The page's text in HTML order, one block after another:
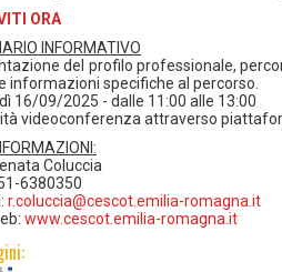
ORA
INFORMATIVO
del profilo professionale,
informazioni specifiche al percorso.
16/09/2025 - dalle 11:00 alle 13:00
videoconferenza attraverso
Coluccia
6380350
r.coluccia@cescot.emilia-romagna.it
www.cescot.emilia-romagna.it